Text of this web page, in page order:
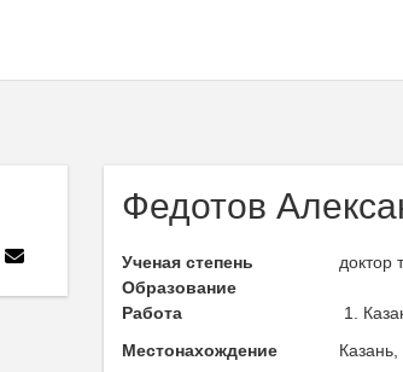
Федотов
Ученая степень
доктор
Образование
Работа
Местонахождение
Казань,